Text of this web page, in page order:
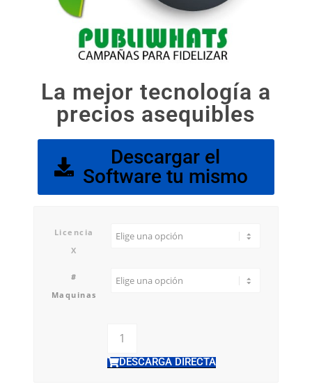
La mejor tecnología a
precios asequibles
Descargar el
Software tu mismo
Licencia
X
#
Maquinas
DESCARGA DIRECTA